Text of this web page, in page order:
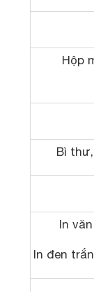
Hộp
Bì
In
In đen